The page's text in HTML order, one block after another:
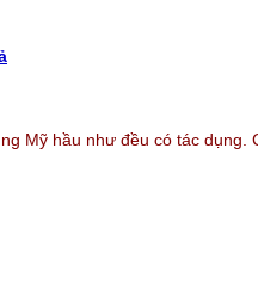
Mỹ hầu như đều có tác